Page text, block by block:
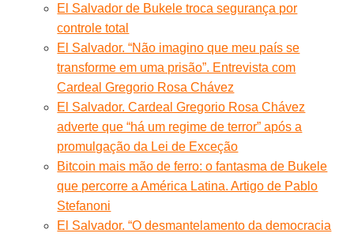
El Salvador de Bukele troca segurança por
controle total
El Salvador. “Não imagino que meu país se
transforme em uma prisão”. Entrevista com
Cardeal Gregorio Rosa Chávez
El Salvador. Cardeal Gregorio Rosa Chávez
adverte que “há um regime de terror” após a
promulgação da Lei de Exceção
Bitcoin mais mão de ferro: o fantasma de Bukele
que percorre a América Latina. Artigo de Pablo
Stefanoni
El Salvador. “O desmantelamento da democracia